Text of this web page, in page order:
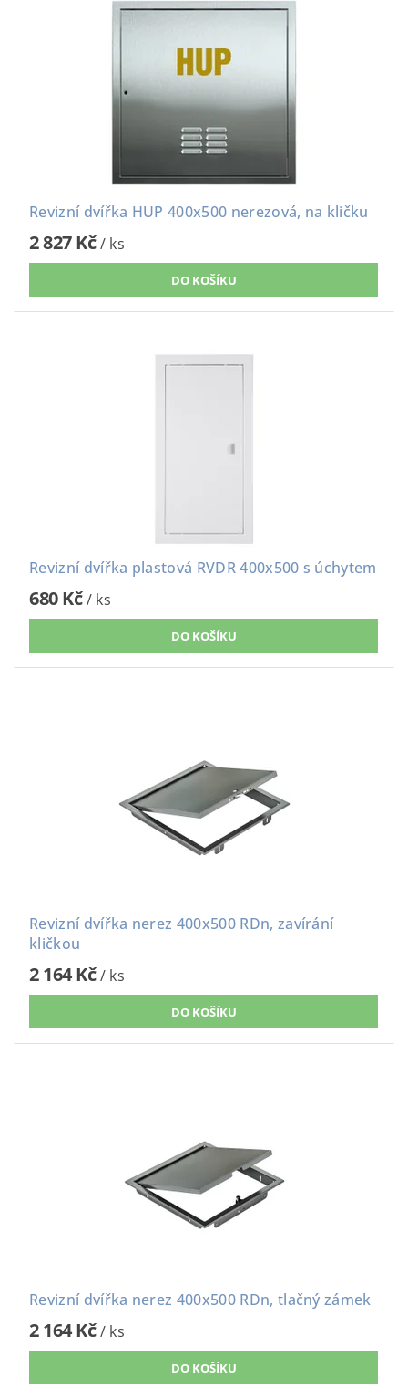
Revizní dvířka HUP 400x500 nerezová, na kličku
2 827 Kč/ ks
Revizní dvířka plastová RVDR 400x500 s úchytem
680 Kč/ ks
Revizní dvířka nerez 400x500 RDn, zavírání
kličkou
2 164 Kč/ ks
Revizní dvířka nerez 400x500 RDn, tlačný zámek
2 164 Kč/ ks